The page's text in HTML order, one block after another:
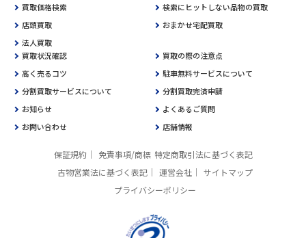
買取価格検索
検索にヒットしない品物の買取
店頭買取
おまかせ宅配買取
法人買取
買取状況確認
買取の際の注意点
高く売るコツ
駐車無料サービスについて
分割買取サービスについて
分割買取完済申請
お知らせ
よくあるご質問
お問い合わせ
店舗情報
保証規約 免責事項/商標 特定商取引法に基づく表記
古物営業法に基づく表記
運営会社
サイトマップ
プライバシーポリシー